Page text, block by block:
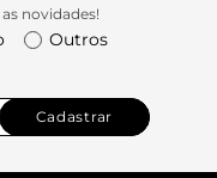
novidades!
Outros
Cadastrar